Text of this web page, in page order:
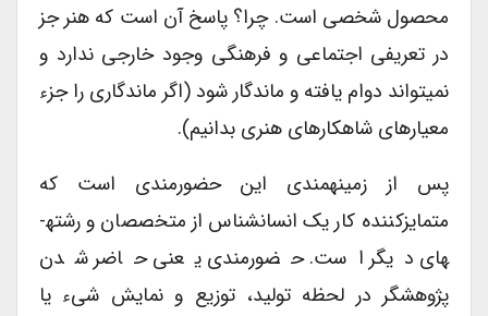
محصول شخصی است. چرا؟ پاسخ آن است که هنر جز
در تعریفی اجتماعی و فرهنگی وجود خارجی ندارد و
نمی­تواند دوام یافته و ماندگار شود (اگر ماندگاری را جزء
معیارهای شاهکارهای هنری بدانیم).
پس از زمینه­مندی این حضورمندی است که
متمایزکننده کار یک انسان­شناس از متخصصان و رشته­
های دیگر است. حضورمندی یعنی حاضر شدن
پژوهشگر در لحظه تولید، توزیع و نمایش شیء یا